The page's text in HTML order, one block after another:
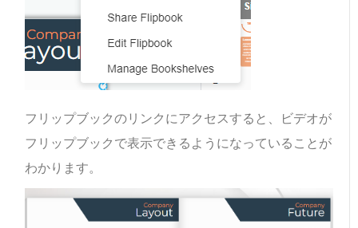
フリップブックのリンクにアクセスすると、ビデオが
フリップブックで表示できるようになっていることが
わかります。